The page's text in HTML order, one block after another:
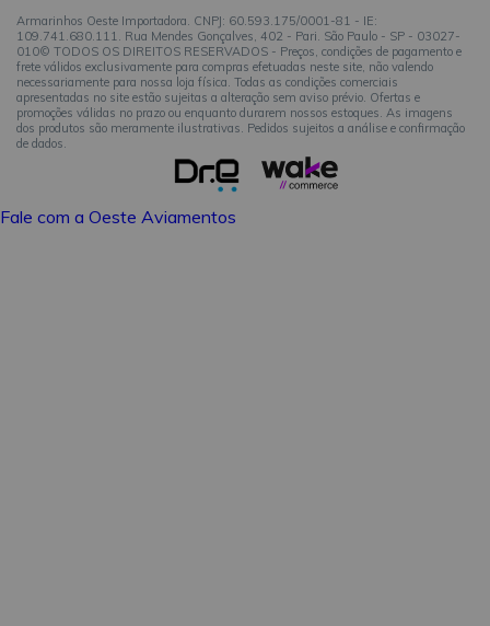
Armarinhos Oeste Importadora. CNPJ: 60.593.175/0001-81 - IE:
109.741.680.111. Rua Mendes Gonçalves, 402 - Pari. São Paulo - SP - 03027-
010© TODOS OS DIREITOS RESERVADOS - Preços, condições de pagamento e
frete válidos exclusivamente para compras efetuadas neste site, não valendo
necessariamente para nossa loja física. Todas as condições comerciais
apresentadas no site estão sujeitas a alteração sem aviso prévio. Ofertas e
promoções válidas no prazo ou enquanto durarem nossos estoques. As imagens
dos produtos são meramente ilustrativas. Pedidos sujeitos a análise e confirmação
de dados.
Fale com a Oeste Aviamentos